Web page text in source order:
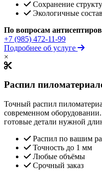
Сохранение
Экологичные
По вопросам
+7 (985) 472-11-99
Подробнее об услуге
×
Распил
Точный распил
современном
готовые детали нужной
Распил по вашим
Точность до 1 мм
Любые объёмы
Срочный заказ